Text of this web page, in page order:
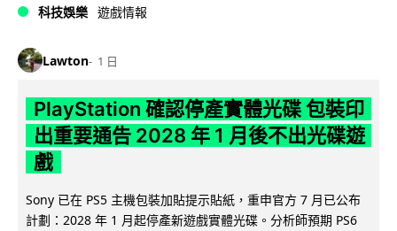
科技娛樂 遊戲情報
Lawton 1 日
PlayStation 確認停產實體光碟 包裝印
出重要通告 2028 年 1 月後不出光碟遊
戲
Sony 已在 PS5 主機包裝加貼提示貼紙，重申官方 7 月已公布
計劃：2028 年 1 月起停產新遊戲實體光碟。分析師預期 PS6